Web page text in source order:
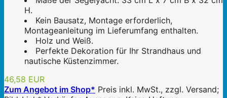
H.
Kein Bausatz, Montage erforderlich,
Montageanleitung im Lieferumfang enthalten.
Holz und Weiß.
Perfekte Dekoration für Ihr Strandhaus und
nautische Küstenzimmer.
46,58 EUR
Zum Angebot im Shop* Preis inkl. MwSt., zzgl. Versand;